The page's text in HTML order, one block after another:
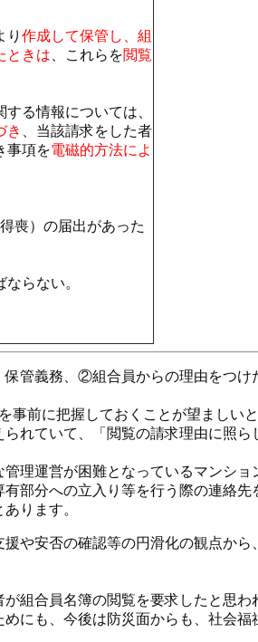
り 作成して保管し、組
ときは 、これらを閲覧
する情報については、
き
、当該請求をした者
事項を電磁的方法によ
喪）の届出があった
らない。
管義務、②組合員からの理由をつ
前に把握しておくことが望ましいと
れていて、「閲覧の請求理由に照
理運営が困難となっているマンシ
部分への立入り等を行う際の連絡
ります。
や安否の確認等の円滑化の観点か
組合員名簿の閲覧を要求したと思
にも、今後は防災面からも、社会